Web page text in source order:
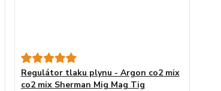
Regulátor tlaku plynu - Argon co2 mix
co2 mix Sherman Mig Mag Tig